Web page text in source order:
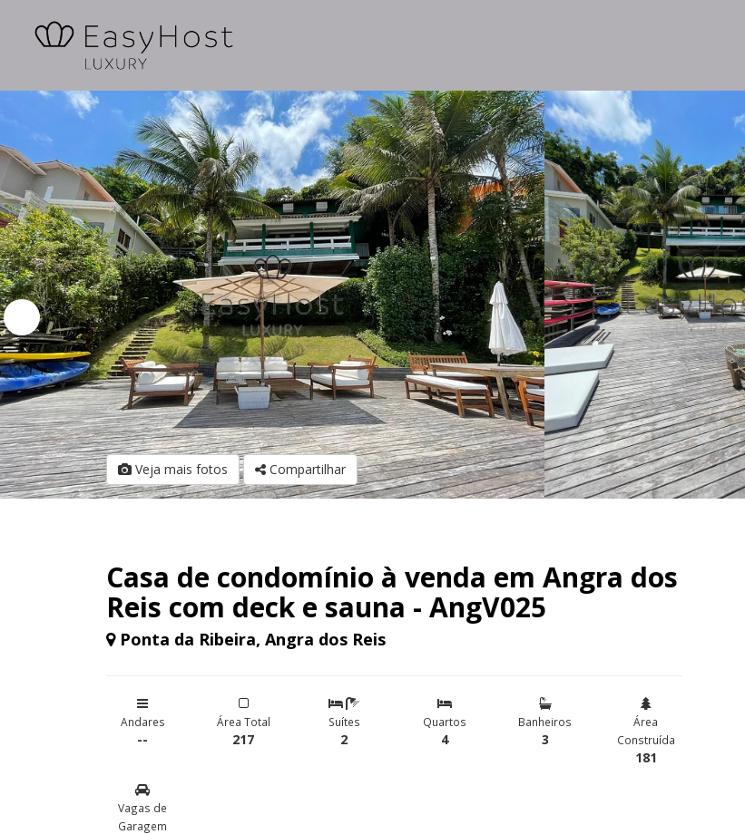
Veja mais fotos Compartilhar
Casa de condomínio à venda em Angra dos
Reis com deck e sauna - AngV025
Ponta da Ribeira, Angra dos Reis
Andares
--
Área Total
217
Suítes
2
Quartos
4
Banheiros
3
Área
Construída
181
Vagas de
Garagem